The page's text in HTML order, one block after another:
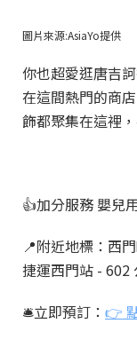
圖片來源:AsiaYo提供
你也超愛逛唐吉
在這間熱門的商
飾都聚集在這裡
👍加分服務 嬰兒
📍附近地標：西
捷運西門站 - 602
🛎️立即預訂： 👉